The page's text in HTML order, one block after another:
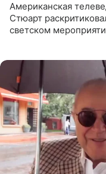
Американская
Стюарт
светском